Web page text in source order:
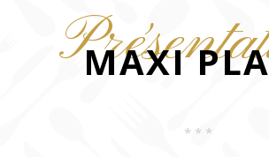
MAXI
* * *